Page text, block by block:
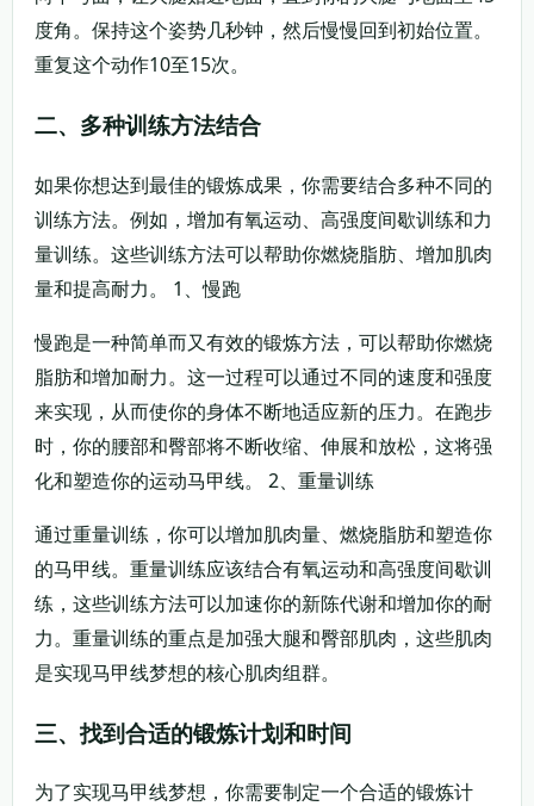
度角。保持这个姿势几秒钟，然后慢慢回到初始位置。
重复这个动作10至15次。
二、多种训练方法结合
如果你想达到最佳的锻炼成果，你需要结合多种不同的
训练方法。例如，增加有氧运动、高强度间歇训练和力
量训练。这些训练方法可以帮助你燃烧脂肪、增加肌肉
量和提高耐力。 1、慢跑
慢跑是一种简单而又有效的锻炼方法，可以帮助你燃烧
脂肪和增加耐力。这一过程可以通过不同的速度和强度
来实现，从而使你的身体不断地适应新的压力。在跑步
时，你的腰部和臀部将不断收缩、伸展和放松，这将强
化和塑造你的运动马甲线。 2、重量训练
通过重量训练，你可以增加肌肉量、燃烧脂肪和塑造你
的马甲线。重量训练应该结合有氧运动和高强度间歇训
练，这些训练方法可以加速你的新陈代谢和增加你的耐
力。重量训练的重点是加强大腿和臀部肌肉，这些肌肉
是实现马甲线梦想的核心肌肉组群。
三、找到合适的锻炼计划和时间
为了实现马甲线梦想，你需要制定一个合适的锻炼计